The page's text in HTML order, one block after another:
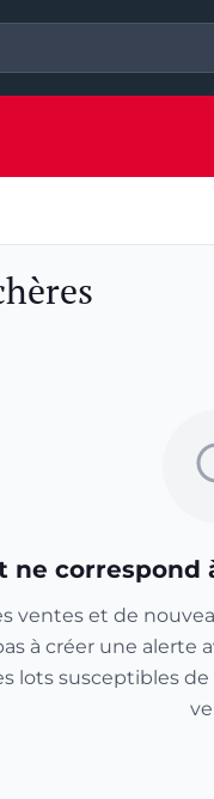
ne correspond
ventes et de
à créer une alerte
lots susceptibles